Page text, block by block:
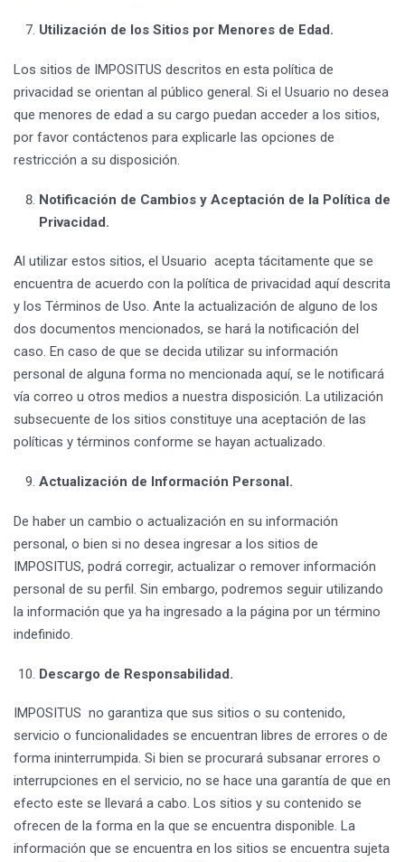
Utilización de los Sitios por Menores de Edad.
Los sitios de IMPOSITUS descritos en esta política de
privacidad se orientan al público general. Si el Usuario no desea
que menores de edad a su cargo puedan acceder a los sitios,
por favor contáctenos para explicarle las opciones de
restricción a su disposición.
Notificación de Cambios y Aceptación de la Política de
Privacidad.
Al utilizar estos sitios, el Usuario acepta tácitamente que se
encuentra de acuerdo con la política de privacidad aquí descrita
y los Términos de Uso. Ante la actualización de alguno de los
dos documentos mencionados, se hará la notificación del
caso. En caso de que se decida utilizar su información
personal de alguna forma no mencionada aquí, se le notificará
vía correo u otros medios a nuestra disposición. La utilización
subsecuente de los sitios constituye una aceptación de las
políticas y términos conforme se hayan actualizado.
Actualización de Información Personal.
De haber un cambio o actualización en su información
personal, o bien si no desea ingresar a los sitios de
IMPOSITUS, podrá corregir, actualizar o remover información
personal de su perfil. Sin embargo, podremos seguir utilizando
la información que ya ha ingresado a la página por un término
indefinido.
Descargo de Responsabilidad.
IMPOSITUS no garantiza que sus sitios o su contenido,
servicio o funcionalidades se encuentran libres de errores o de
forma ininterrumpida. Si bien se procurará subsanar errores o
interrupciones en el servicio, no se hace una garantía de que en
efecto este se llevará a cabo. Los sitios y su contenido se
ofrecen de la forma en la que se encuentra disponible. La
información que se encuentra en los sitios se encuentra sujeta